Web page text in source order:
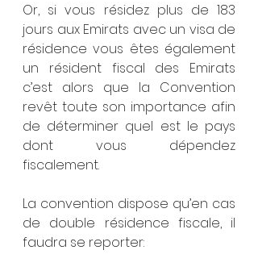
Or, si vous résidez plus de 183
jours aux Emirats avec un visa de
résidence vous êtes également
un résident fiscal des Emirats
c’est alors que la Convention
revêt toute son importance afin
de déterminer quel est le pays
dont vous dépendez
fiscalement.
La convention dispose qu’en cas
de double résidence fiscale, il
faudra se reporter: